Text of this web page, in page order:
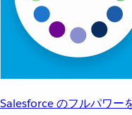
Salesforce のフルパワー